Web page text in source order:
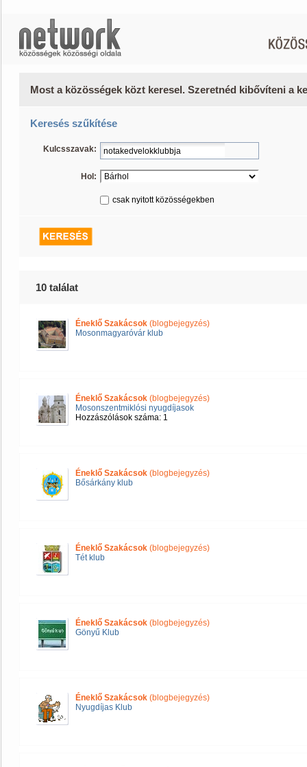
Most a közösségek közt keresel. Szeretnéd kibővíteni a
Keresés szűkítése
Kulcsszavak:
Hol:
csak nyitott közösségekben
10 találat
Éneklő Szakácsok (blogbejegyzés)
Mosonmagyaróvár klub
Éneklő Szakácsok (blogbejegyzés)
Mosonszentmiklósi nyugdíjasok
Hozzászólások száma: 1
Éneklő Szakácsok (blogbejegyzés)
Bősárkány klub
Éneklő Szakácsok (blogbejegyzés)
Tét klub
Éneklő Szakácsok (blogbejegyzés)
Gönyű Klub
Éneklő Szakácsok (blogbejegyzés)
Nyugdíjas Klub